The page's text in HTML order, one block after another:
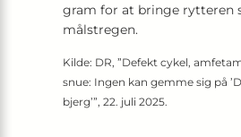
gram for at bringe rytteren
målstregen.
Kilde: DR, ”Defekt cykel,
snue: Ingen kan gemme sig på
bjerg’”, 22. juli 2025.